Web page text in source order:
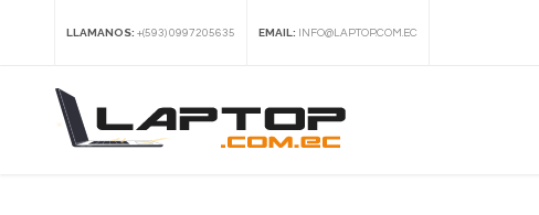
LLAMANOS: +(593) 0997205635 EMAIL: INFO@LAPTOP.COM.EC